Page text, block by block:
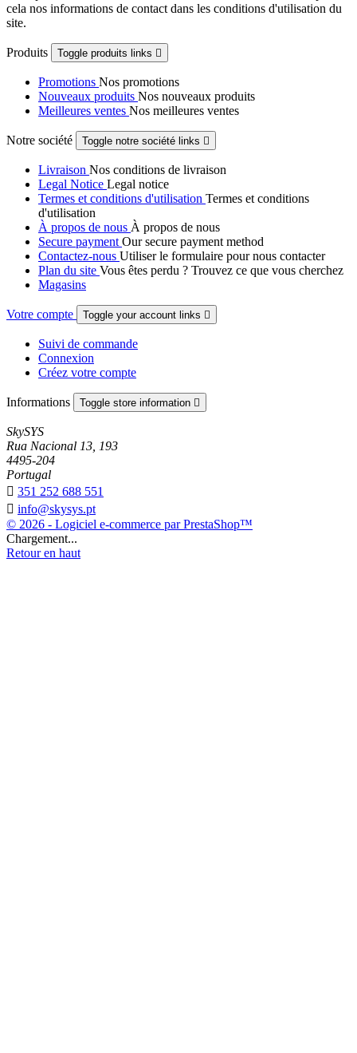
cela nos informations de contact dans les conditions d'utilisation du
site.
Produits Toggle produits links 
Promotions Nos promotions
Nouveaux produits Nos nouveaux produits
Meilleures ventes Nos meilleures ventes
Notre société Toggle notre société links 
Livraison Nos conditions de livraison
Legal Notice Legal notice
Termes et conditions d'utilisation Termes et conditions
d'utilisation
À propos de nous À propos de nous
Secure payment Our secure payment method
Contactez-nous Utiliser le formulaire pour nous contacter
Plan du site Vous êtes perdu ? Trouvez ce que vous cherchez
Magasins
Votre compte Toggle your account links 
Suivi de commande
Connexion
Créez votre compte
Informations Toggle store information 
SkySYS
Rua Nacional 13, 193
4495-204
Portugal
 351 252 688 551
 info@skysys.pt
© 2026 - Logiciel e-commerce par PrestaShop™
Chargement...
Retour en haut